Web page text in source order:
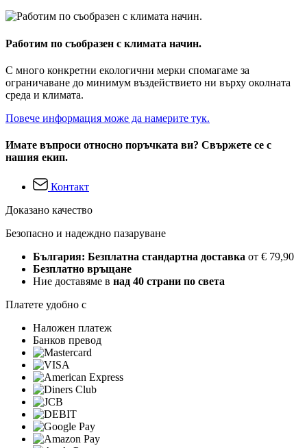
Работим по съобразен с климата начин.
С много конкретни екологични мерки спомагаме за
ограничаване до минимум въздействието ни върху околната
среда и климата.
Повече информация може да намерите тук.
Имате въпроси относно поръчката ви? Свържете се с
нашия екип.
Контакт
Доказано качество
Безопасно и надеждно пазаруване
България: Безплатна стандартна доставка от € 79,90
Безплатно връщане
Ние доставяме в над 40 страни по света
Платете удобно с
Наложен платеж
Банков превод